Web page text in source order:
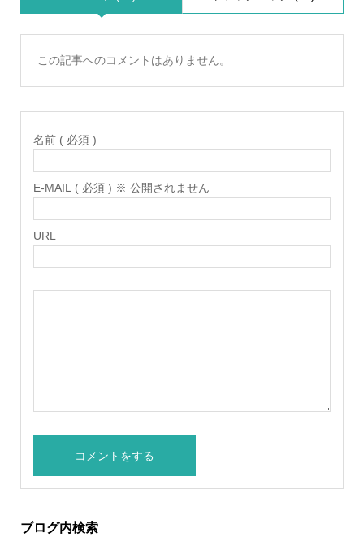
この記事へのコメントはありません。
名前 ( 必須 )
E-MAIL ( 必須 ) ※ 公開されません
URL
ブログ内検索